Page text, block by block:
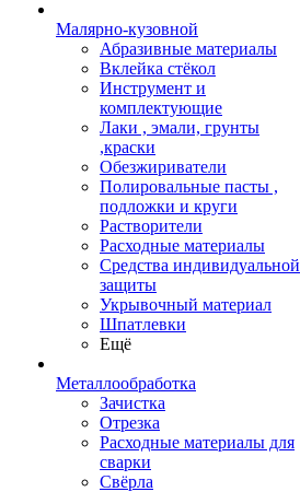
Малярно-кузовной
Абразивные материалы
Вклейка стёкол
Инструмент и
комплектующие
Лаки , эмали, грунты
,краски
Обезжириватели
Полировальные пасты ,
подложки и круги
Растворители
Расходные материалы
Средства индивидуальной
защиты
Укрывочный материал
Шпатлевки
Ещё
Металлообработка
Зачистка
Отрезка
Расходные материалы для
сварки
Свёрла